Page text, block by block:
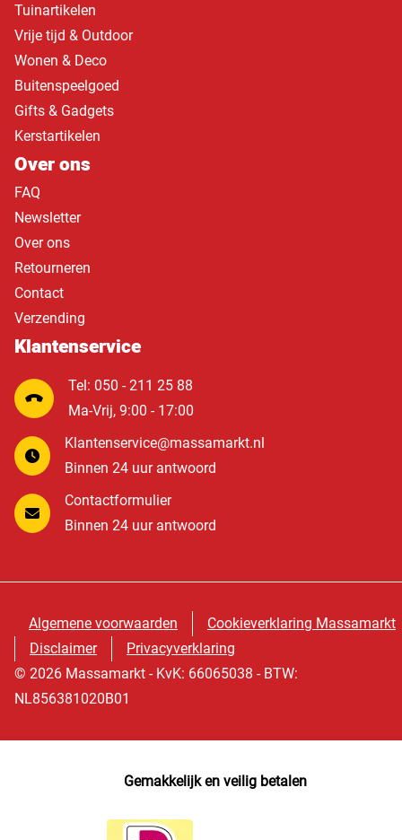
Tuinartikelen
Vrije tijd & Outdoor
Wonen & Deco
Buitenspeelgoed
Gifts & Gadgets
Kerstartikelen
Over ons
FAQ
Newsletter
Over ons
Retourneren
Contact
Verzending
Klantenservice
Tel: 050 - 211 25 88
Ma-Vrij, 9:00 - 17:00
Klantenservice@massamarkt.nl
Binnen 24 uur antwoord
Contactformulier
Binnen 24 uur antwoord
Algemene voorwaarden
Cookieverklaring Massamarkt
Disclaimer
Privacyverklaring
© 2026 Massamarkt - KvK: 66065038 - BTW:
NL856381020B01
Gemakkelijk en veilig betalen